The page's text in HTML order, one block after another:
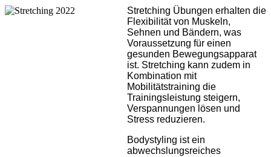
Stretching Übungen erhalten die
Flexibilität von Muskeln,
Sehnen und Bändern, was
Voraussetzung für einen
gesunden Bewegungsapparat
ist. Stretching kann zudem in
Kombination mit
Mobilitätstraining die
Trainingsleistung steigern,
Verspannungen lösen und
Stress reduzieren.
Bodystyling ist ein
abwechslungsreiches